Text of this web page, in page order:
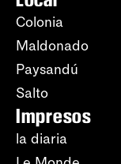
Colonia
Maldonado
Paysandú
Salto
Impresos
la diaria